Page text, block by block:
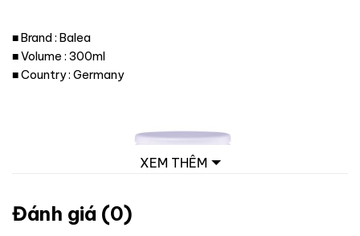
■ Brand : Balea
■ Volume : 300ml
■ Country : Germany
XEM THÊM
Đánh giá (0)